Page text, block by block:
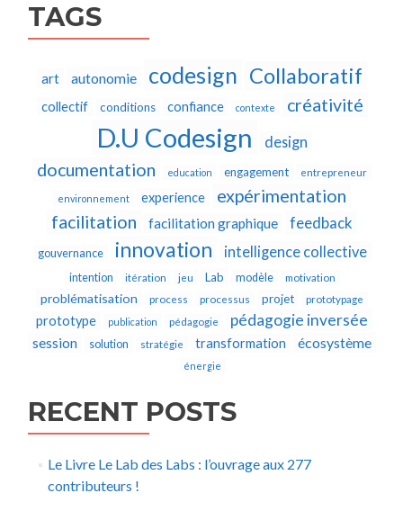
TAGS
art autonomie codesign Collaboratif
collectif conditions confiance contexte créativité
D.U Codesign design
documentation education engagement entrepreneur
environnement experience
expérimentation
facilitation
facilitation graphique feedback
gouvernance innovation intelligence collective
intention itération jeu Lab modèle motivation
problématisation process processus projet prototypage
prototype publication pédagogie pédagogie inversée
session solution stratégie transformation écosystème
énergie
RECENT POSTS
Le Livre Le Lab des Labs : l’ouvrage aux 277
contributeurs !